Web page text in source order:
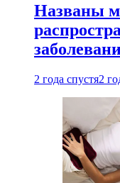
Названы
2 года спустя2